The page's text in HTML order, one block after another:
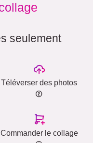
seulement
Téléverser des photos
Commander le collage